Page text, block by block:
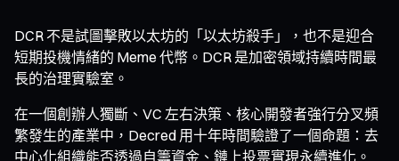
DCR 不是試圖擊敗以太坊的「以太坊殺手」，也不是迎合
短期投機情緒的 Meme 代幣。DCR 是加密領域持續時間最
長的治理實驗室。
在一個創辦人獨斷、VC 左右決策、核心開發者強行分叉頻
繁發生的產業中，Decred 用十年時間驗證了一個命題：去
中心化組織能否透過自籌資金、鏈上投票實現永續進化。